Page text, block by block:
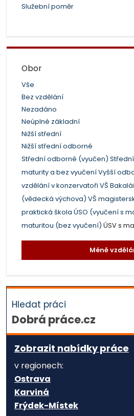
Služební poměr
Obor
Vše
Bez vzdělání
Nezadáno
Neúplné základní
Nižší střední
Nižší střední odborné
Střední odborné (vyučen)
maturity a bez vyučeníVyšší
vzdělání v konzervatoři VŠ
(vědecká výchova) VŠ
praktická škola ÚSO (vyučení s
maturitou (bez vyučení) ÚSV s
Méně
Hledat práci
Dobrá práce.cz
Zobrazit nabídky práce
v regionech:
Ostrava
Karviná
Frýdek-Místek